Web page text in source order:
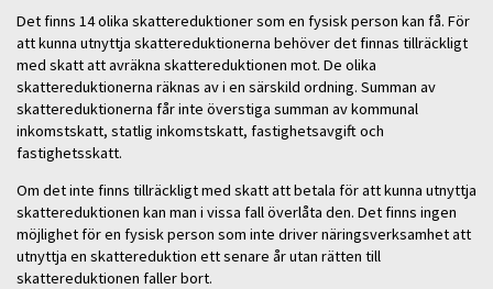
Det finns 14 olika skattereduktioner som en fysisk person kan få. För
att kunna utnyttja skattereduktionerna behöver det finnas tillräckligt
med skatt att avräkna skattereduktionen mot. De olika
skattereduktionerna räknas av i en särskild ordning. Summan av
skattereduktionerna får inte överstiga summan av kommunal
inkomstskatt, statlig inkomstskatt, fastighetsavgift och
fastighetsskatt.
Om det inte finns tillräckligt med skatt att betala för att kunna utnyttja
skattereduktionen kan man i vissa fall överlåta den. Det finns ingen
möjlighet för en fysisk person som inte driver näringsverksamhet att
utnyttja en skattereduktion ett senare år utan rätten till
skattereduktionen faller bort.